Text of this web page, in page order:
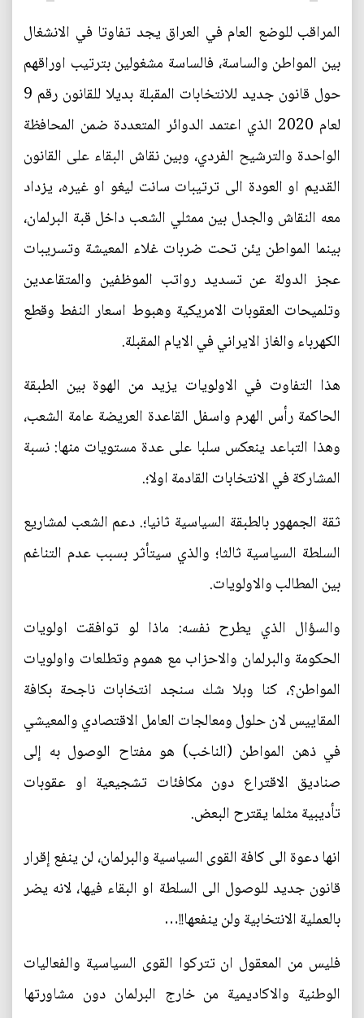
المراقب للوضع العام في العراق يجد تفاوتا في الانشغال
بين المواطن والساسة، فالساسة مشغولين بترتيب اوراقهم
حول قانون جديد للانتخابات المقبلة بديلا للقانون رقم 9
لعام 2020 الذي اعتمد الدوائر المتعددة ضمن المحافظة
الواحدة والترشيح الفردي، وبين نقاش البقاء على القانون
القديم او العودة الى ترتيبات سانت ليغو او غيره، يزداد
معه النقاش والجدل بين ممثلي الشعب داخل قبة البرلمان،
بينما المواطن يئن تحت ضربات غلاء المعيشة وتسريبات
عجز الدولة عن تسديد رواتب الموظفين والمتقاعدين
وتلميحات العقوبات الامريكية وهبوط اسعار النفط وقطع
الكهرباء والغاز الايراني في الايام المقبلة.
هذا التفاوت في الاولويات يزيد من الهوة بين الطبقة
الحاكمة رأس الهرم واسفل القاعدة العريضة عامة الشعب،
وهذا التباعد ينعكس سلبا على عدة مستويات منها: نسبة
المشاركة في الانتخابات القادمة اولا؛.
ثقة الجمهور بالطبقة السياسية ثانيا؛. دعم الشعب لمشاريع
السلطة السياسية ثالثا؛ والذي سيتأثر بسبب عدم التناغم
بين المطالب والاولويات.
والسؤال الذي يطرح نفسه: ماذا لو توافقت اولويات
الحكومة والبرلمان والاحزاب مع هموم وتطلعات واولويات
المواطن؟، كنا وبلا شك سنجد انتخابات ناجحة بكافة
المقاييس لان حلول ومعالجات العامل الاقتصادي والمعيشي
في ذهن المواطن (الناخب) هو مفتاح الوصول به إلى
صناديق الاقتراع دون مكافئات تشجيعية او عقوبات
تأديبية مثلما يقترح البعض.
انها دعوة الى كافة القوى السياسية والبرلمان، لن ينفع إقرار
قانون جديد للوصول الى السلطة او البقاء فيها، لانه يضر
بالعملية الانتخابية ولن ينفعها!!…
فليس من المعقول ان تتركوا القوى السياسية والفعاليات
الوطنية والاكاديمية من خارج البرلمان دون مشاورتها